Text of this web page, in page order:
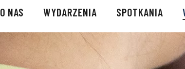
O NAS WYDARZENIA SPOTKANIA